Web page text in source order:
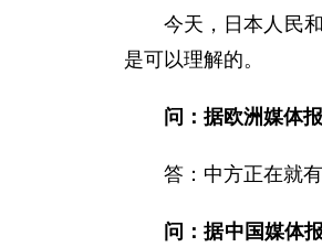
今天，日本人民和
是可以理解的。
问：据欧洲媒体
答：中方正在就有
问：据中国媒体